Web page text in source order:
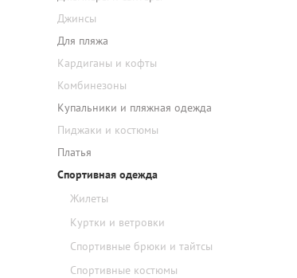
Джинсы
Для пляжа
Кардиганы и кофты
Комбинезоны
Купальники и пляжная одежда
Пиджаки и костюмы
Платья
Спортивная одежда
Жилеты
Куртки и ветровки
Спортивные брюки и тайтсы
Спортивные костюмы